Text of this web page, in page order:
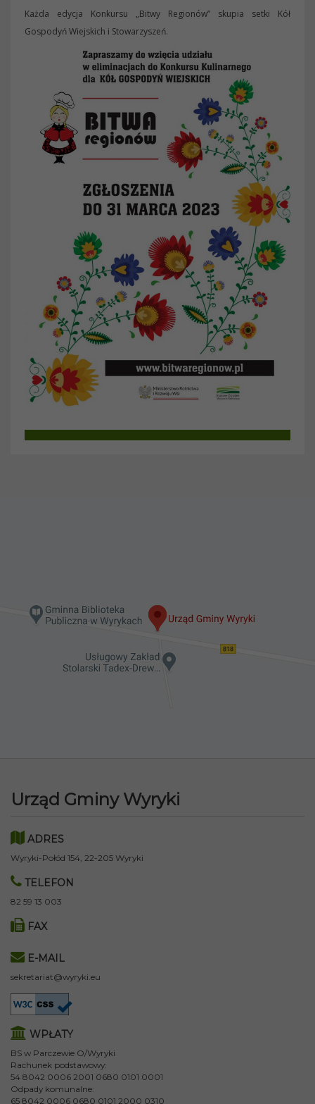
Każda edycja Konkursu „Bitwy Regionów” skupia setki Kół
Gospodyń Wiejskich i Stowarzyszeń.
Urząd Gminy Wyryki
ADRES
Wyryki-Połód 154, 22-205 Wyryki
TELEFON
82 59 13 003
FAX
E-MAIL
sekretariat@wyryki.eu
WPŁATY
BS w Parczewie O/Wyryki
Rachunek podstawowy:
54 8042 0006 2001 0680 0101 0001
Odpady komunalne:
65 8042 0006 0680 0101 2000 0310